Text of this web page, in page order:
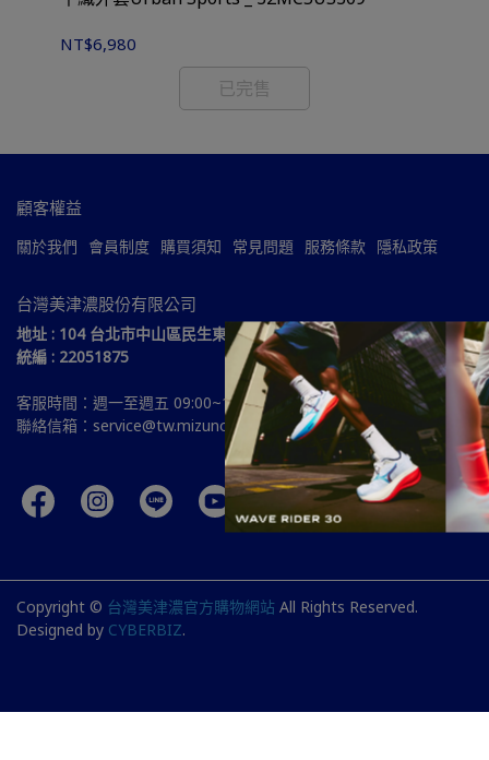
NT$6,980
已完售
顧客權益
關於我們 會員制度 購買須知 常見問題 服務條款 隱私政策
台灣美津濃股份有限公司
地址 : 104 台北市中山區民生東路三段51號15樓
統編 : 22051875
客服時間：週一至週五 09:00~18:00
聯絡信箱：service@tw.mizuno.com
Copyright © 台灣美津濃官方購物網站 All Rights Reserved.
Designed by CYBERBIZ.